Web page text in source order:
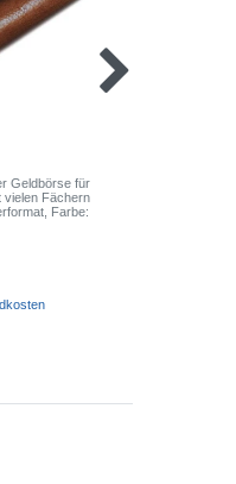
Geldbörse für
vielen Fächern
, Farbe: